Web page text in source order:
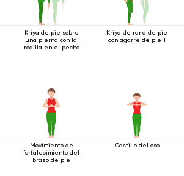
Kriya de pie sobre
una pierna con la
rodilla en el pecho
Kriya de rana de pie
con agarre de pie 1
Movimiento de
fortalecimiento del
brazo de pie
Castillo del oso